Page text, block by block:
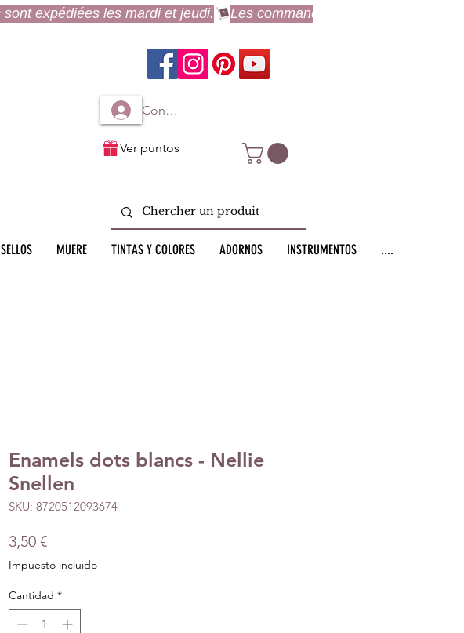
Connexion à mon compte
Ver puntos
SELLOS MUERE TINTAS Y COLORES ADORNOS INSTRUMENTOS ....
Enamels dots blancs - Nellie
Snellen
SKU: 8720512093674
3,50 €Precio
Impuesto incluido
Cantidad *